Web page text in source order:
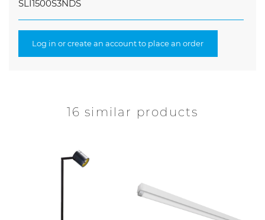
SLI1500S3NDS
Log in or create an account to place an order
16 similar products